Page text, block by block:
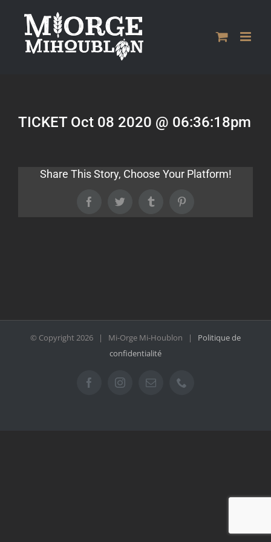
contenu
TICKET Oct 08 2020 @ 06:36:18pm
Share This Story, Choose Your Platform!
FacebookTwitter Tumblr
© Copyright2026 | Mi-Orge Mi-Houblon | Politique de
confidentialité
FacebookInstagramEmail